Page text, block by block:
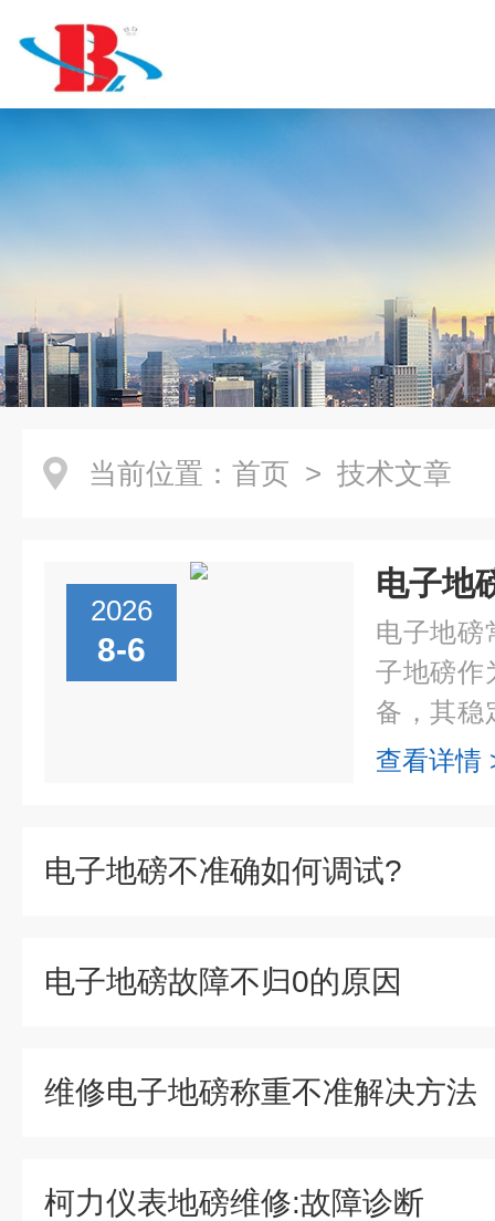
当前位置： 首页 > 技术文章
2026
8-6
电子地
电子地磅
子地磅作
备，其稳
等行业的
查看详情
电子地磅不准确如何调试?
电子地磅故障不归0的原因
维修电子地磅称重不准解决方法
柯力仪表地磅维修:故障诊断